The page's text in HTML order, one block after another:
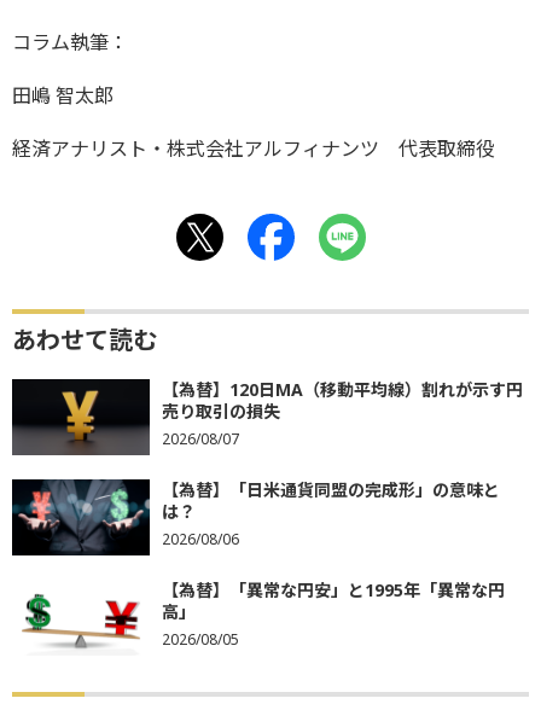
コラム執筆：
田嶋 智太郎
経済アナリスト・株式会社アルフィナンツ 代表取締役
あわせて読む
【為替】120日MA（移動平均線）割れが示す円
売り取引の損失
2026/08/07
【為替】「日米通貨同盟の完成形」の意味と
は？
2026/08/06
【為替】「異常な円安」と1995年「異常な円
高」
2026/08/05